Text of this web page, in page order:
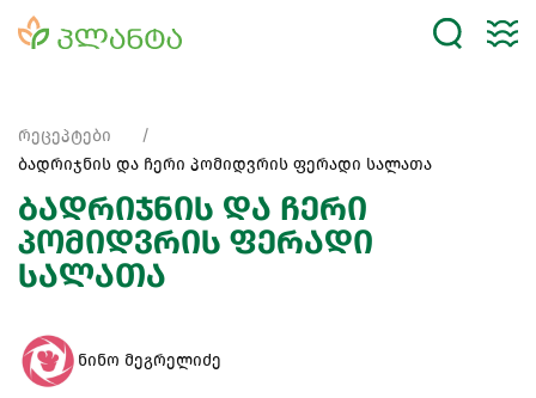
რეცეპტები
ბადრიჯნის და ჩერი პომიდვრის ფერადი სალათა
ბადრიჯნის და ჩერი
პომიდვრის ფერადი
სალათა
ნინო მეგრელიძე